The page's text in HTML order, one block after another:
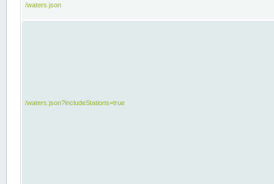
/waters.json
/waters.json?includeStations=true